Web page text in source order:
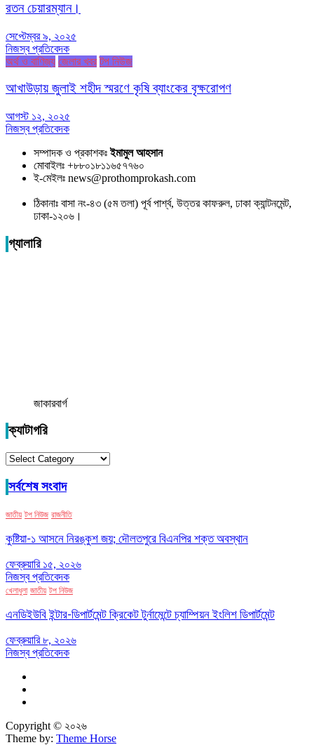
রতন চেয়ারম্যান।
সেপ্টেম্বর ৯, ২০২৫
নিজস্ব প্রতিবেদক
অর্থ ও বাণিজ্য জেলার খবর টপ নিউজ
আখাউড়ায় জুলাই শহীদ স্মরণে কৃষি ব্যাংকের বৃক্ষরোপণ
আগস্ট ১২, ২০২৫
নিজস্ব প্রতিবেদক
সম্পাদক ও প্রকাশকঃইমামুল আহসান
মোবাইলঃ +৮৮০১৮১১৬৫৭৭৬০
ই-মেইলঃ news@prothomprokash.com
ঠিকানাঃ বাসা নং-৪৩ (৫ম তলা) পূর্ব পার্শ্ব, উত্তর কাফরুল, ঢাকা ক্যান্টনমেন্ট,
ঢাকা-১২০৬।
গ্যালারি
জাকারবার্গ
ক্যাটাগরি
ক্যাটাগরি
সর্বশেষ সংবাদ
জাতীয় টপ নিউজ রাজনীতি
কুষ্টিয়া-১ আসনে নিরঙ্কুশ জয়; দৌলতপুরে বিএনপির শক্ত অবস্থান
ফেব্রুয়ারি ১৫, ২০২৬
নিজস্ব প্রতিবেদক
খেলাধুলা জাতীয় টপ নিউজ
এনডিইউবি ইন্টার-ডিপার্টমেন্ট ক্রিকেট টুর্নামেন্টে চ্যাম্পিয়ন ইংলিশ ডিপার্টমেন্ট
ফেব্রুয়ারি ৮, ২০২৬
নিজস্ব প্রতিবেদক
Copyright © ২০২৬
Theme by: Theme Horse